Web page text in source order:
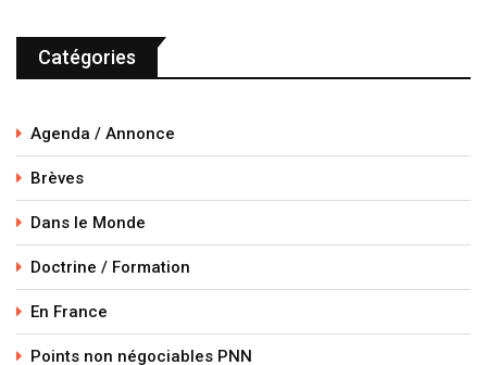
Catégories
Agenda / Annonce
Brèves
Dans le Monde
Doctrine / Formation
En France
Points non négociables PNN